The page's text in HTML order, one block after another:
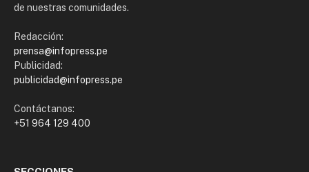
de nuestras comunidades.
Redacción:
prensa@infopress.pe
Publicidad:
publicidad@infopress.pe
Contáctanos:
+51 964 129 400